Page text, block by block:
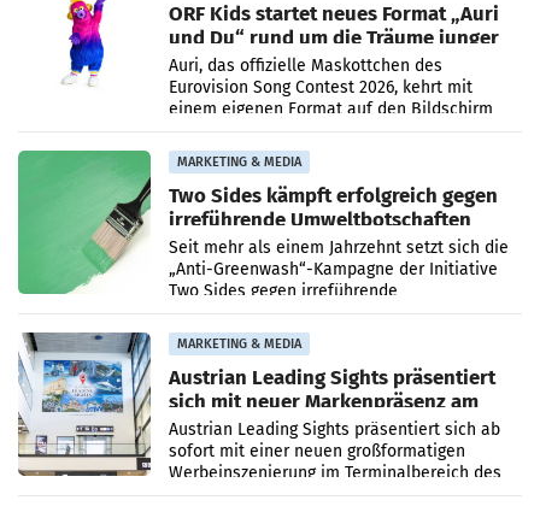
ORF Kids startet neues Format „Auri
und Du“ rund um die Träume junger
Menschen
Auri, das offizielle Maskottchen des
Eurovision Song Contest 2026, kehrt mit
einem eigenen Format auf den Bildschirm
zurück. In der neuen Sendung „Auri und Du“
bei ORF Kids steht
MARKETING & MEDIA
Two Sides kämpft erfolgreich gegen
irreführende Umweltbotschaften
beim Papiereinsatz
Seit mehr als einem Jahrzehnt setzt sich die
„Anti-Greenwash“-Kampagne der Initiative
Two Sides gegen irreführende
Umweltaussagen bei Papierkommunikation
und papierbasierten Verpackungen
MARKETING & MEDIA
Austrian Leading Sights präsentiert
sich mit neuer Markenpräsenz am
Flughafen Wien
Austrian Leading Sights präsentiert sich ab
sofort mit einer neuen großformatigen
Werbeinszenierung im Terminalbereich des
Flughafen Wien. Die Präsenz befindet sich im